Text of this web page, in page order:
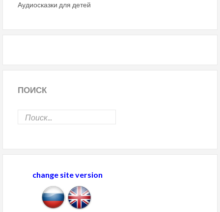
Аудиосказки для детей
ПОИСК
change site version